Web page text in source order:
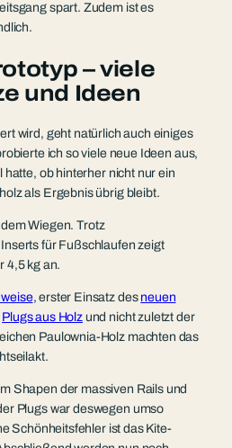
spart. Zudem ist es
– viele
und Ideen
wird, geht natürlich auch einiges
ich so viele neue Ideen aus,
ob hinterher nicht nur ein
als Ergebnis übrig bleibt.
Wiegen. Trotz
für Fußschlaufen zeigt
4,5 kg an.
, erster Einsatz des neuen
Plugs aus Holzund nicht zuletzt der
Paulownia-Holz machten das
Shapen der massiven Rails und
Plugs war deswegen umso
Schönheitsfehler ist das Kite-